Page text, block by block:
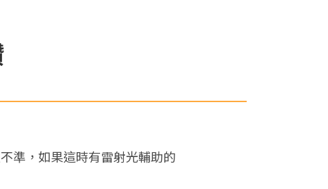
準，如果這時有雷射光輔助的